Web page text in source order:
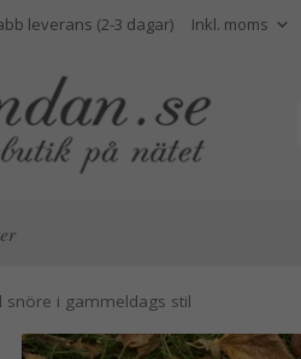
leverans (2-3 dagar)
snöre i gammeldags stil